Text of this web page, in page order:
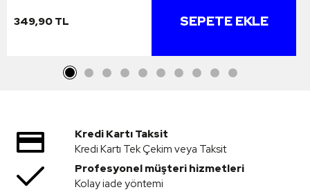
349,90 TL SEPETE EKLE
Kredi Kartı Taksit
Kredi Kartı Tek Çekim veya Taksit
Profesyonel müşteri hizmetleri
Kolay iade yöntemi